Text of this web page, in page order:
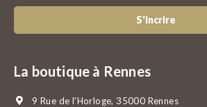
S'incrire
La boutique à Rennes
9 Rue de l'Horloge, 35000 Rennes